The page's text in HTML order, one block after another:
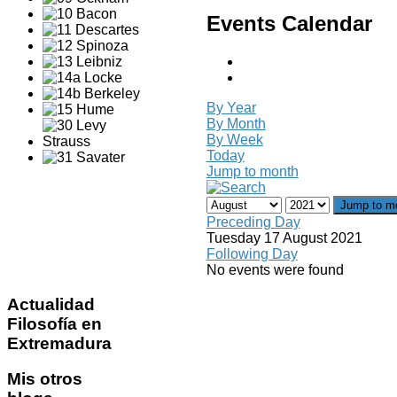
Events Calendar
By Year
By Month
By Week
Today
Jump to month
Jump to
Preceding Day
Tuesday 17 August 2021
Following Day
No events were found
Actualidad
Filosofía en
Extremadura
Mis otros